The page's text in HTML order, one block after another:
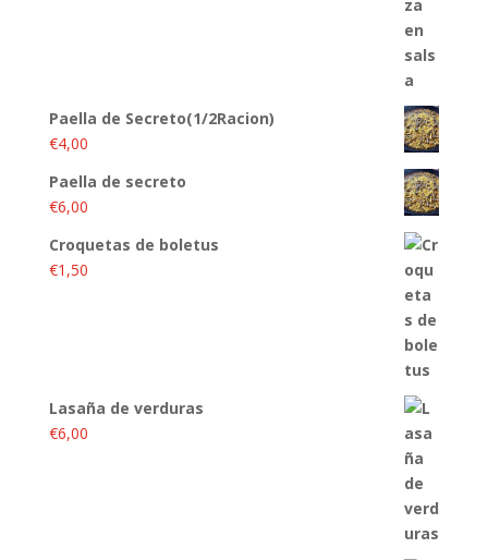
Paella de Secreto(1/2Racion)
€4,00
Paella de secreto
€6,00
Croquetas de boletus
€1,50
Lasaña de verduras
€6,00